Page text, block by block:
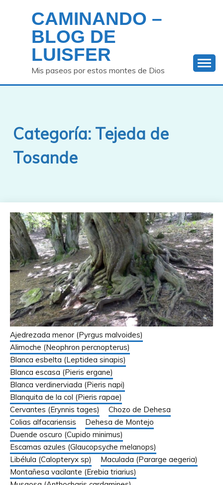
contenido
CAMINANDO –
BLOG DE
LUISFER
Mis paseos por estos montes de Dios
Categoría: Tejeda de
Tosande
Ajedrezada menor (Pyrgus malvoides)
Alimoche (Neophron percnopterus)
Blanca esbelta (Leptidea sinapis)
Blanca escasa (Pieris ergane)
Blanca verdinerviada (Pieris napi)
Blanquita de la col (Pieris rapae)
Cervantes (Erynnis tages)
Chozo de Dehesa
Colias alfacariensis
Dehesa de Montejo
Duende oscuro (Cupido minimus)
Escamas azules (Glaucopsyche melanops)
Libélula (Calopteryx sp)
Maculada (Pararge aegeria)
Montañesa vacilante (Erebia triarius)